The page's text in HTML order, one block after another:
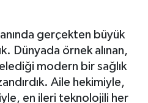
gerçekten büyük
Dünyada örnek alınan,
modern bir sağlık
Aile hekimiyle,
en ileri teknolojili her